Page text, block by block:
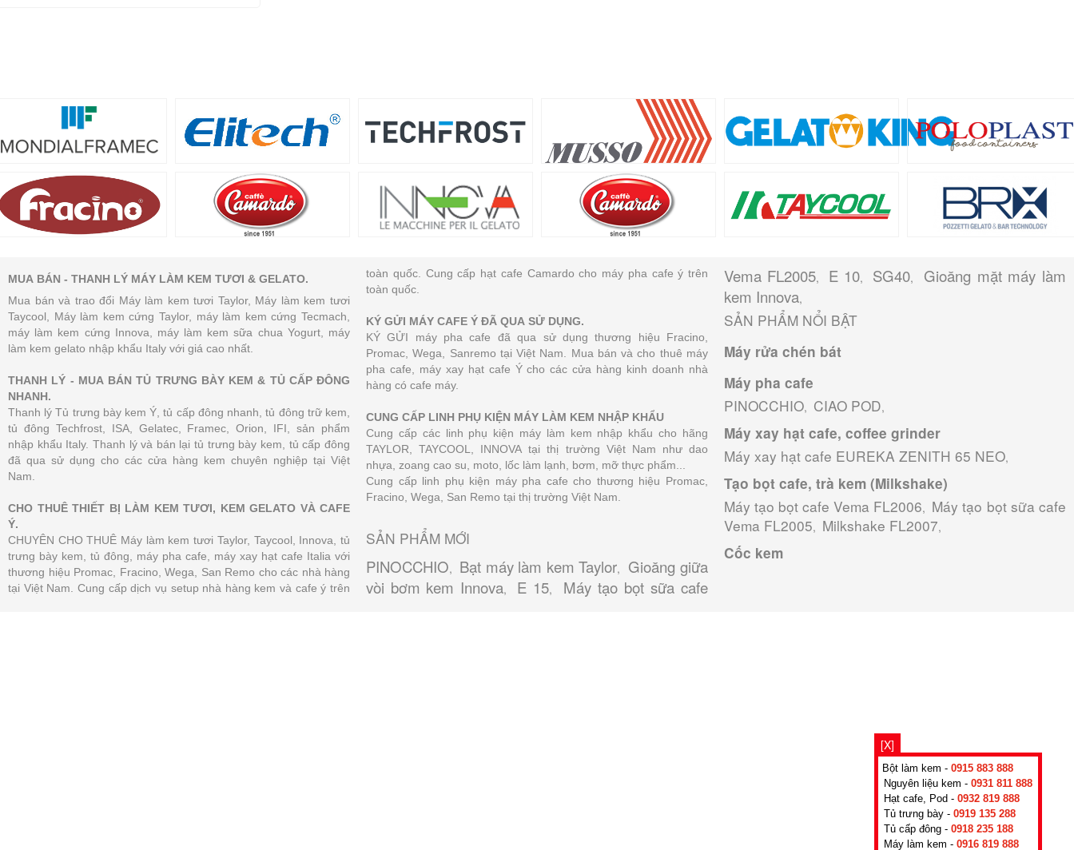
MUA BÁN - THANH LÝ MÁY LÀM KEM TƯƠI & GELATO.
Mua bán và trao đổi Máy làm kem tươi Taylor, Máy làm kem tươi
Taycool, Máy làm kem cứng Taylor, máy làm kem cứng Tecmach,
máy làm kem cứng Innova, máy làm kem sữa chua Yogurt, máy
làm kem gelato nhập khẩu Italy với giá cao nhất.
THANH LÝ - MUA BÁN TỦ TRƯNG BÀY KEM & TỦ CẤP ĐÔNG
NHANH.
Thanh lý Tủ trưng bày kem Ý, tủ cấp đông nhanh, tủ đông trữ kem,
tủ đông Techfrost, ISA, Gelatec, Framec, Orion, IFI, sản phẩm
nhập khẩu Italy. Thanh lý và bán lại tủ trưng bày kem, tủ cấp đông
đã qua sử dụng cho các cửa hàng kem chuyên nghiệp tại Việt
Nam.
CHO THUÊ THIẾT BỊ LÀM KEM TƯƠI, KEM GELATO VÀ CAFE
Ý.
CHUYÊN CHO THUÊ Máy làm kem tươi Taylor, Taycool, Innova, tủ
trưng bày kem, tủ đông, máy pha cafe, máy xay hạt cafe Italia với
thương hiệu Promac, Fracino, Wega, San Remo cho các nhà hàng
tại Việt Nam. Cung cấp dịch vụ setup nhà hàng kem và cafe ý trên
toàn quốc. Cung cấp hạt cafe Camardo cho máy pha cafe ý trên
toàn quốc.
KÝ GỬI MÁY CAFE Ý ĐÃ QUA SỬ DỤNG.
KÝ GỬI máy pha cafe đã qua sử dụng thương hiệu Fracino,
Promac, Wega, Sanremo tại Việt Nam. Mua bán và cho thuê máy
pha cafe, máy xay hạt cafe Ý cho các cửa hàng kinh doanh nhà
hàng có cafe máy.
CUNG CẤP LINH PHỤ KIỆN MÁY LÀM KEM NHẬP KHẨU
Cung cấp các linh phụ kiện máy làm kem nhập khẩu cho hãng
TAYLOR, TAYCOOL, INNOVA tại thị trường Việt Nam như dao
nhựa, zoang cao su, moto, lốc làm lạnh, bơm, mỡ thực phẩm...
Cung cấp linh phụ kiện máy pha cafe cho thương hiệu Promac,
Fracino, Wega, San Remo tại thị trường Việt Nam.
SẢN PHẨM MỚI
PINOCCHIO, Bạt máy làm kem Taylor, Gioăng giữa
vòi bơm kem Innova, E 15, Máy tạo bọt sữa cafe
Vema FL2005, E 10, SG40, Gioăng mặt máy làm
kem Innova,
SẢN PHẨM NỔI BẬT
Máy rửa chén bát
Máy pha cafe
PINOCCHIO, CIAO POD,
Máy xay hạt cafe, coffee grinder
Máy xay hạt cafe EUREKA ZENITH 65 NEO,
Tạo bọt cafe, trà kem (Milkshake)
Máy tạo bọt cafe Vema FL2006, Máy tạo bọt sữa cafe
Vema FL2005, Milkshake FL2007,
Cốc kem
[X]
Bột làm kem - 0915 883 888
Nguyên liệu kem - 0931 811 888
Hạt cafe, Pod - 0932 819 888
Tủ trưng bày - 0919 135 288
Tủ cấp đông - 0918 235 188
Máy làm kem - 0916 819 888